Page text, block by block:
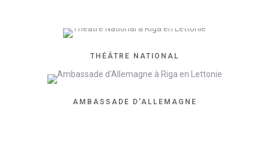
THÉÂTRE NATIONAL
AMBASSADE D'ALLEMAGNE